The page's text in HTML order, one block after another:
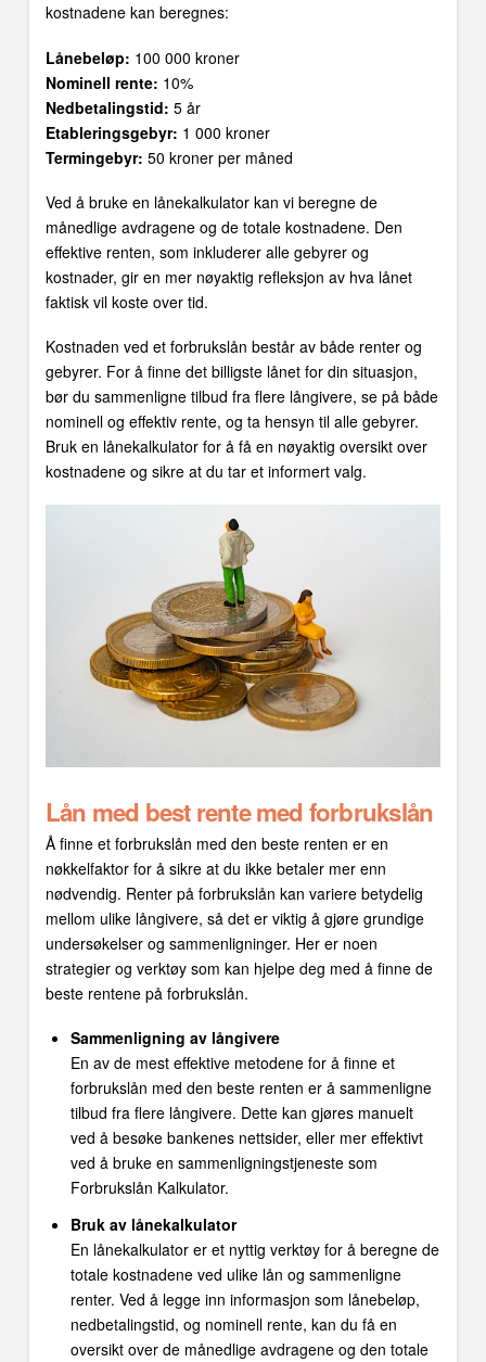
kostnadene kan beregnes:
Lånebeløp: 100 000 kroner
Nominell rente: 10%
Nedbetalingstid: 5 år
Etableringsgebyr: 1 000 kroner
Termingebyr: 50 kroner per måned
Ved å bruke en lånekalkulator kan vi beregne de
månedlige avdragene og de totale kostnadene. Den
effektive renten, som inkluderer alle gebyrer og
kostnader, gir en mer nøyaktig refleksjon av hva lånet
faktisk vil koste over tid.
Kostnaden ved et forbrukslån består av både renter og
gebyrer. For å finne det billigste lånet for din situasjon,
bør du sammenligne tilbud fra flere långivere, se på både
nominell og effektiv rente, og ta hensyn til alle gebyrer.
Bruk en lånekalkulator for å få en nøyaktig oversikt over
kostnadene og sikre at du tar et informert valg.
Lån med best rente med forbrukslån
Å finne et forbrukslån med den beste renten er en
nøkkelfaktor for å sikre at du ikke betaler mer enn
nødvendig. Renter på forbrukslån kan variere betydelig
mellom ulike långivere, så det er viktig å gjøre grundige
undersøkelser og sammenligninger. Her er noen
strategier og verktøy som kan hjelpe deg med å finne de
beste rentene på forbrukslån.
Sammenligning av långivere
En av de mest effektive metodene for å finne et
forbrukslån med den beste renten er å sammenligne
tilbud fra flere långivere. Dette kan gjøres manuelt
ved å besøke bankenes nettsider, eller mer effektivt
ved å bruke en sammenligningstjeneste som
Forbrukslån Kalkulator.
Bruk av lånekalkulator
En lånekalkulator er et nyttig verktøy for å beregne de
totale kostnadene ved ulike lån og sammenligne
renter. Ved å legge inn informasjon som lånebeløp,
nedbetalingstid, og nominell rente, kan du få en
oversikt over de månedlige avdragene og den totale